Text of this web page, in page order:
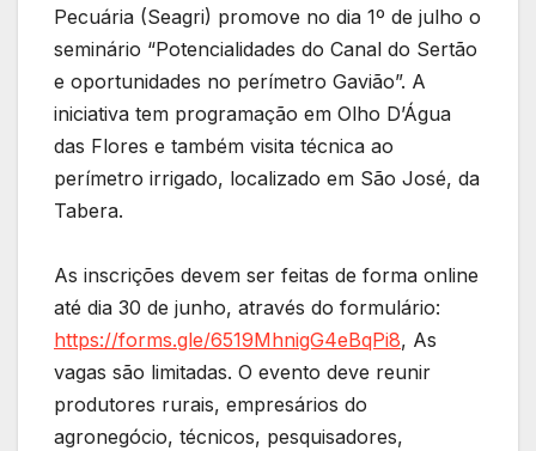
Pecuária (Seagri) promove no dia 1º de julho o
seminário “Potencialidades do Canal do Sertão
e oportunidades no perímetro Gavião”. A
iniciativa tem programação em Olho D’Água
das Flores e também visita técnica ao
perímetro irrigado, localizado em São José, da
Tabera.
As inscrições devem ser feitas de forma online
até dia 30 de junho, através do formulário:
https://forms.gle/6519MhnigG4eBqPi8, As
vagas são limitadas. O evento deve reunir
produtores rurais, empresários do
agronegócio, técnicos, pesquisadores,